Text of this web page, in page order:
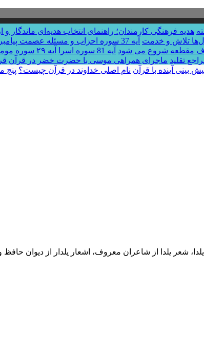
هدیه فرهنگی کارمندان؛ راهنمای انتخاب هدیه‌ای ماندگار و
تلاش و خدمت آیه 37 سوره احزاب و مسئله عصمت پیامبر
آیه 81 سوره اسرا آیه ۲۹ سوره مومنون برای خانه دار شدن
تقلید ماجرای همراهی موسی با حضرت خضر در قرآن
بینی آینده با قرآن نام اصلی خداوند در قرآن چیست؟ پنج
شعر یلدا از شاعران معروف، اشعار یلدار از دیوان